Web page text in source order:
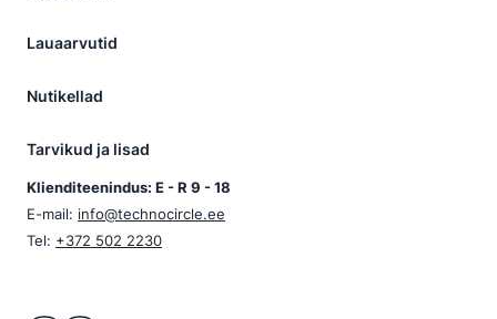
Lauaarvutid
Nutikellad
Tarvikud ja lisad
Klienditeenindus: E - R 9 - 18
E-mail: info@technocircle.ee
Tel: +372 502 2230